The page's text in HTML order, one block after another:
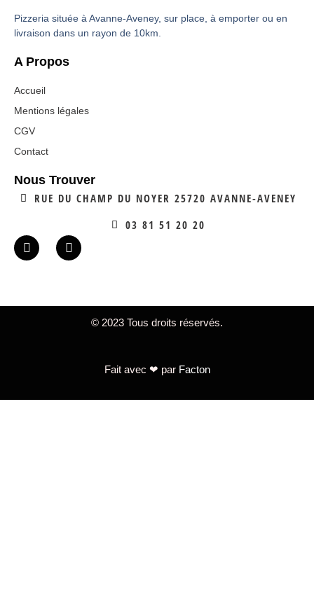
Pizzeria située à Avanne-Aveney, sur place, à emporter ou en
livraison dans un rayon de 10km.
A Propos
Accueil
Mentions légales
CGV
Contact
Nous Trouver
RUE DU CHAMP DU NOYER 25720 AVANNE-AVENEY
03 81 51 20 20
© 2023 Tous droits réservés.
Fait avec ❤ par Facton